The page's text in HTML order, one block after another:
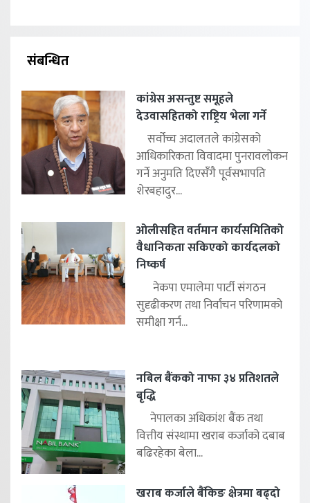
संबन्धित
कांग्रेस असन्तुष्ट समूहले
देउवासहितको राष्ट्रिय भेला गर्ने
सर्वोच्च अदालतले कांग्रेसको
आधिकारिकता विवादमा पुनरावलोकन
गर्ने अनुमति दिएसँगै पूर्वसभापति
शेरबहादुर...
ओलीसहित वर्तमान कार्यसमितिको
वैधानिकता सकिएको कार्यदलको
निष्कर्ष
नेकपा एमालेमा पार्टी संगठन
सुदृढीकरण तथा निर्वाचन परिणामको
समीक्षा गर्न...
नबिल बैंकको नाफा ३४ प्रतिशतले
बृद्धि
नेपालका अधिकांश बैंक तथा
वित्तीय संस्थामा खराब कर्जाको दबाब
बढिरहेका बेला...
खराब कर्जाले बैंकिङ क्षेत्रमा बढ्दो